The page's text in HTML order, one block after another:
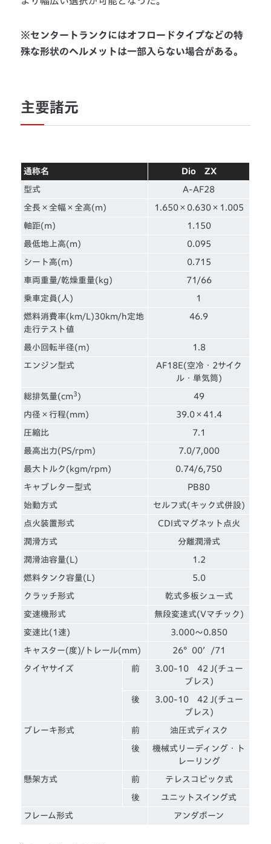
※センタートランクにはオフロードタイプなどの特
殊な形状のヘルメットは一部入らない場合がある。
主要諸元
通称名 Dio ZX
型式 A-AF28
全長×全幅×全高(m) 1.650×0.630×1.005
軸距(m) 1.150
最低地上高(m) 0.095
シート高(m) 0.715
車両重量/乾燥重量(kg) 71/66
乗車定員(人) 1
燃料消費率(km/L)30km/h定地
走行テスト値
46.9
最小回転半径(m) 1.8
エンジン型式
AF18E(空冷・2サイク
ル・単気筒)
総排気量(cm 3 ) 49
内径×行程(mm) 39.0×41.4
圧縮比 7.1
最高出力(PS/rpm) 7.0/7,000
最大トルク(kgm/rpm) 0.74/6,750
キャブレター型式 PB80
始動方式 セルフ式(キック式併設)
点火装置形式 CDI式マグネット点火
潤滑方式 分離潤滑式
潤滑油容量(L) 1.2
燃料タンク容量(L) 5.0
クラッチ形式 乾式多板シュー式
変速機形式 無段変速式(Vマチック)
変速比(1速) 3.000～0.850
キャスター(度)/トレール(mm) 26°00′/71
タイヤサイズ 前
3.00-10 42 J(チュー
ブレス)
後
3.00-10 42 J(チュー
ブレス)
ブレーキ形式 前 油圧式ディスク
後
機械式リーディング・ト
レーリング
懸架方式 前 テレスコピック式
後 ユニットスイング式
フレーム形式 アンダボーン